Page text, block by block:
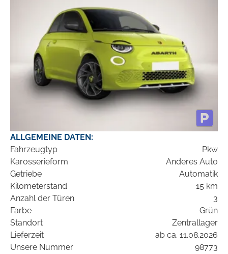
ALLGEMEINE DATEN:
Fahrzeugtyp
Pkw
Karosserieform
Anderes Auto
Getriebe
Automatik
Kilometerstand
15 km
Anzahl der Türen
3
Farbe
Grün
Standort
Zentrallager
Lieferzeit
ab ca. 11.08.2026
Unsere Nummer
98773